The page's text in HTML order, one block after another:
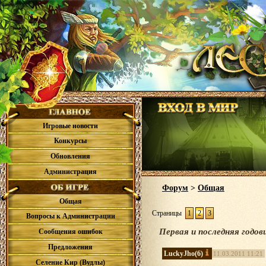
Игровые новости
Конкурсы
Обновления
Администрация
Общая
Вопросы к Администрации
Сообщения ошибок
Предложения
Селение Кир (Вудлы)
Форум > Общая
Страницы 1 2 3
Первая и последняя
LuckyJho(6) 11.03.2011 11:21